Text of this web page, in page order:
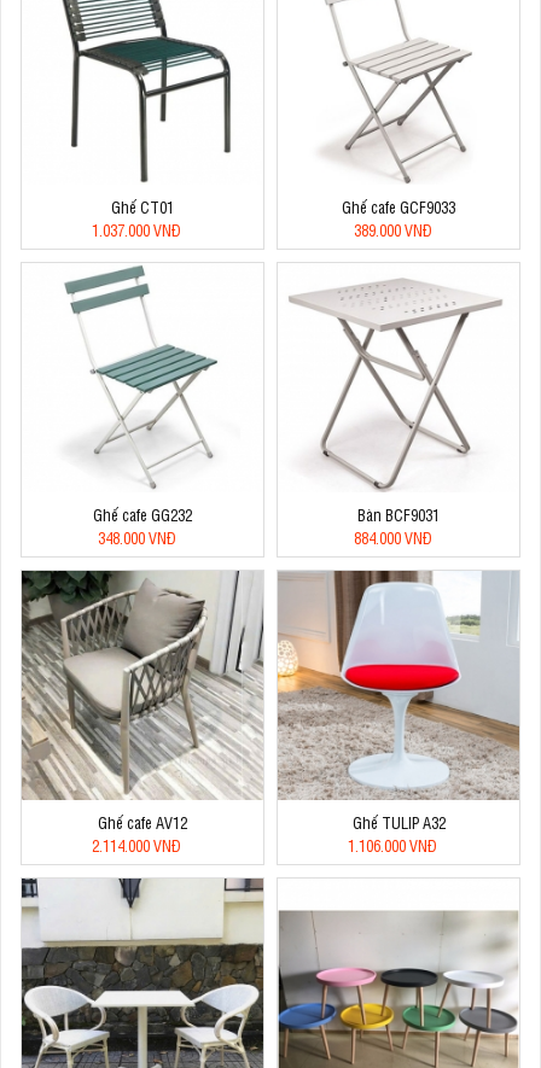
Ghế CT01
1.037.000 VNĐ
Ghế cafe GCF9033
389.000 VNĐ
Ghế cafe GG232
348.000 VNĐ
Bàn BCF9031
884.000 VNĐ
Ghế cafe AV12
2.114.000 VNĐ
Ghế TULIP A32
1.106.000 VNĐ